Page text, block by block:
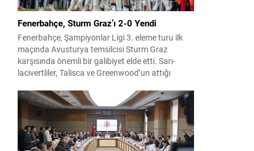
Fenerbahçe, Sturm Graz’ı 2-0 Yendi
Fenerbahçe, Şampiyonlar Ligi 3. eleme turu ilk
maçında Avusturya temsilcisi Sturm Graz
karşısında önemli bir galibiyet elde etti. Sarı-
lacivertliler, Talisca ve Greenwood’un attığı
öncesi avantaj sağladı. Karşılaşma sonrası
takım yönetimi mücadeleyi değerlendirdi ve
gelecek planlarına dair bilgi verdi. Futboldan
sorumlu yönetici Cihan Kamer,...